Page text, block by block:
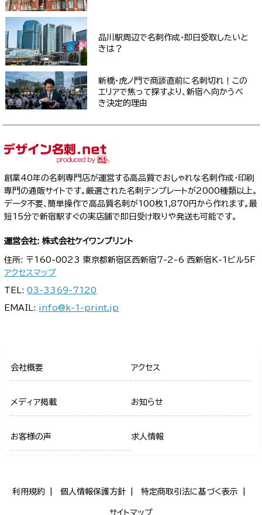
品川駅周辺で名刺作成・即日受取したいと
きは？
新橋・虎ノ門で商談直前に名刺切れ！この
エリアで焦って探すより、新宿へ向かうべ
き決定的理由
創業40年の名刺専門店が運営する高品質でおしゃれな名刺作成・印刷
専門の通販サイトです。厳選された名刺テンプレートが2000種類以上。
データ不要、簡単操作で高品質名刺が100枚1,870円から作れます。最
短15分で新宿駅すぐの実店舗で即日受け取りや発送も可能です。
運営会社: 株式会社ケイワンプリント
住所: 〒160-0023 東京都新宿区西新宿7-2-6 西新宿K-1ビル5F
アクセスマップ
TEL:03-3369-7120
EMAIL: info@k-1-print.jp
会社概要 アクセス
メディア掲載 お知らせ
お客様の声 求人情報
利用規約 個人情報保護方針 特定商取引法に基づく表示
サイトマップ